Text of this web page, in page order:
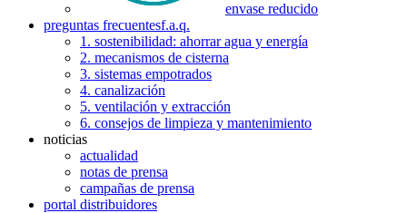
envase reducido
preguntas frecuentesf.a.q.
1. sostenibilidad: ahorrar agua y energía
2. mecanismos de cisterna
3. sistemas empotrados
4. canalización
5. ventilación y extracción
6. consejos de limpieza y mantenimiento
noticias
actualidad
notas de prensa
campañas de prensa
portal distribuidores